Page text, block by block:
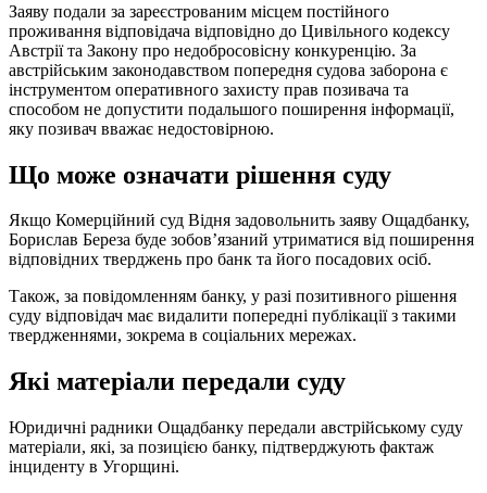
Заяву подали за зареєстрованим місцем постійного
проживання відповідача відповідно до Цивільного кодексу
Австрії та Закону про недобросовісну конкуренцію. За
австрійським законодавством попередня судова заборона є
інструментом оперативного захисту прав позивача та
способом не допустити подальшого поширення інформації,
яку позивач вважає недостовірною.
Що може означати рішення суду
Якщо Комерційний суд Відня задовольнить заяву Ощадбанку,
Борислав Береза буде зобов’язаний утриматися від поширення
відповідних тверджень про банк та його посадових осіб.
Також, за повідомленням банку, у разі позитивного рішення
суду відповідач має видалити попередні публікації з такими
твердженнями, зокрема в соціальних мережах.
Які матеріали передали суду
Юридичні радники Ощадбанку передали австрійському суду
матеріали, які, за позицією банку, підтверджують фактаж
інциденту в Угорщині.